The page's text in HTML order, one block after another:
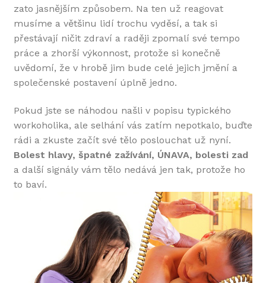
zato jasnějším způsobem. Na ten už reagovat
musíme a většinu lidí trochu vyděsí, a tak si
přestávají ničit zdraví a raději zpomalí své tempo
práce a zhorší výkonnost, protože si konečně
uvědomí, že v hrobě jim bude celé jejich jmění a
společenské postavení úplně jedno.
Pokud jste se náhodou našli v popisu typického
workoholika, ale selhání vás zatím nepotkalo, buďte
rádi a zkuste začít své tělo poslouchat už nyní.
Bolest hlavy, špatné zažívání, ÚNAVA, bolesti zad
a další signály vám tělo nedává jen tak, protože ho
to baví.